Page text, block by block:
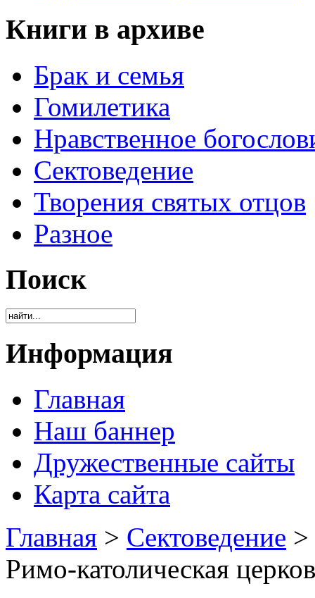
Книги в архиве
Брак и семья
Гомилетика
Нравственное
Сектоведение
Творения святых отцов
Разное
Поиск
Информация
Главная
Наш баннер
Дружественные сайты
Карта сайта
Главная > Сектоведение >
Римо-католическая